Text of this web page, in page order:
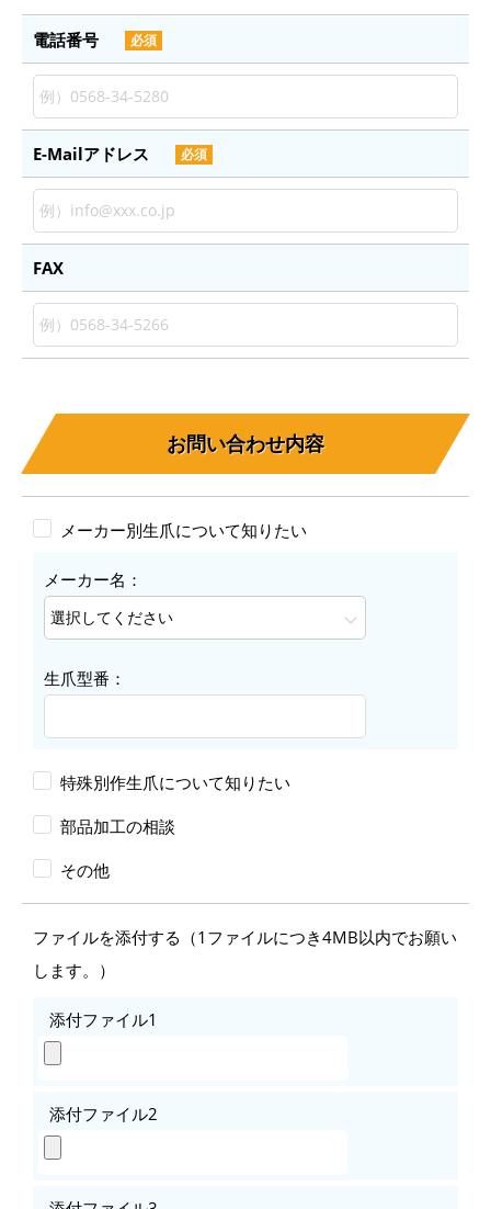
電話番号 必須
E-Mailアドレス 必須
FAX
お問い合わせ内容
メーカー別生爪について知りたい
メーカー名：
生爪型番：
特殊別作生爪について知りたい
部品加工の相談
その他
ファイルを添付する （1ファイルにつき4MB以内でお願い
します。）
添付ファイル1
添付ファイル2